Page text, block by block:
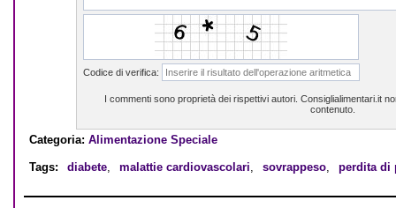
Codice di verifica:
I commenti sono proprietà dei rispettivi autori. Consiglialimentari.it
contenuto.
Categoria: Alimentazione Speciale
Tags: diabete, malattie cardiovascolari, sovrappeso, perdita di